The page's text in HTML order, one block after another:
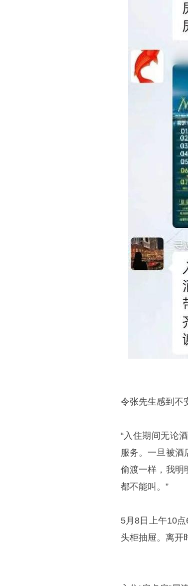
令张先生感到不
“入住期间无论
服务。一旦被酒
偷渡一样，我明
都不能叫。”
5月8日上午10
头柜抽屉。离开